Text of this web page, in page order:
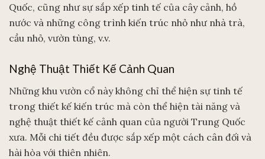
Quốc, cũng như sự sắp xếp tinh tế của cây cảnh, hồ
nước và những công trình kiến trúc nhỏ như nhà trà,
cầu nhỏ, vườn tùng, v.v.
Nghệ Thuật Thiết Kế Cảnh Quan
Những khu vườn cổ này không chỉ thể hiện sự tinh tế
trong thiết kế kiến trúc mà còn thể hiện tài năng và
nghệ thuật thiết kế cảnh quan của người Trung Quốc
xưa. Mỗi chi tiết đều được sắp xếp một cách cân đối và
hài hòa với thiên nhiên.